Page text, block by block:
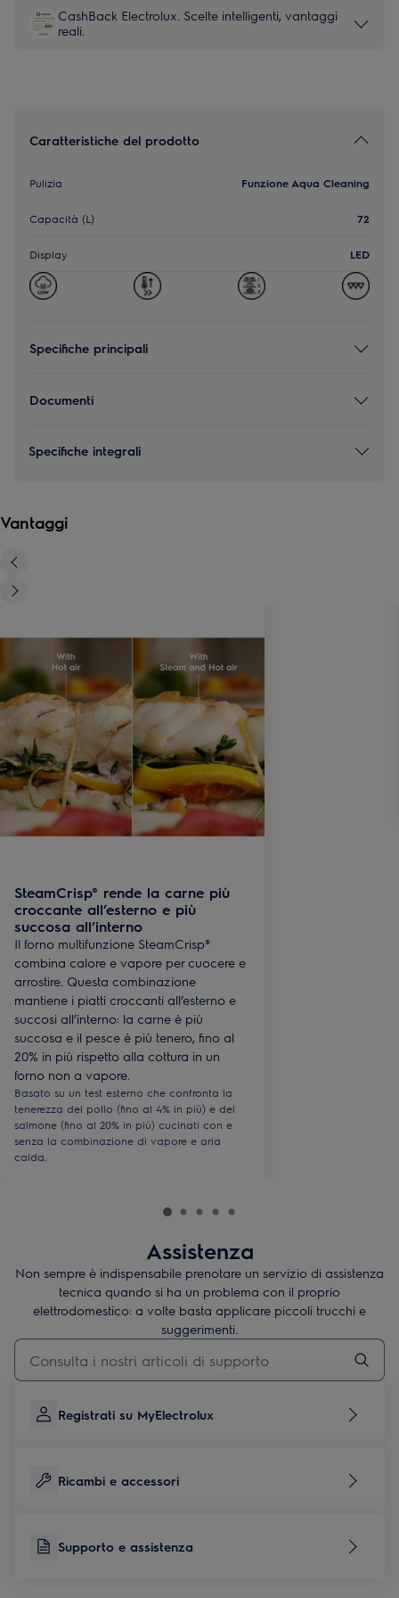
CashBack Electrolux. Scelte intelligenti, vantaggi
reali.
Caratteristiche del prodotto
Pulizia Funzione Aqua Cleaning
Capacità (L) 72
Display LED
Specifiche principali
Documenti
Specifiche integrali
Vantaggi
SteamCrisp® rende la carne più
croccante all’esterno e più
succosa all’interno
Il forno multifunzione SteamCrisp®
combina calore e vapore per cuocere e
arrostire. Questa combinazione
mantiene i piatti croccanti all’esterno e
succosi all’interno: la carne è più
succosa e il pesce è più tenero, fino al
20% in più rispetto alla cottura in un
forno non a vapore.
Basato su un test esterno che confronta la
tenerezza del pollo (fino al 4% in più) e del
salmone (fino al 20% in più) cucinati con e
senza la combinazione di vapore e aria
calda.
Assistenza
Non sempre è indispensabile prenotare un servizio di assistenza
tecnica quando si ha un problema con il proprio
elettrodomestico: a volte basta applicare piccoli trucchi e
suggerimenti.
Digita per cercare articoli di supporto
Registrati su MyElectrolux
Ricambi e accessori
Supporto e assistenza